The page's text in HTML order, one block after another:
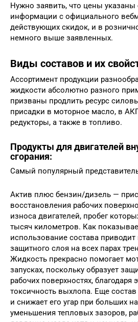
Нужно заявить, что цены указаны
информации с официального
действующих скидок, и в
немного выше заявленных.
Виды составов и их
Ассортимент продукции
жидкости абсолютно разного
призваны продлить ресурс
присадки в моторное масло, в
редукторы, а также в топливо.
Продукты для двигателей
сгорания:
Самый популярный
Актив плюс бензин/дизель —
восстановления рабочих
износа двигателей, пробег
тысяч километров. Как
использование состава
защитного слоя на всех парах
Жидкость прекрасно помогает
запусках, поскольку образует
рабочих поверхностях, благодаря
токсичность выхлопа. Еще
и снижает его угар при больших
уменьшения тепловых зазоров,